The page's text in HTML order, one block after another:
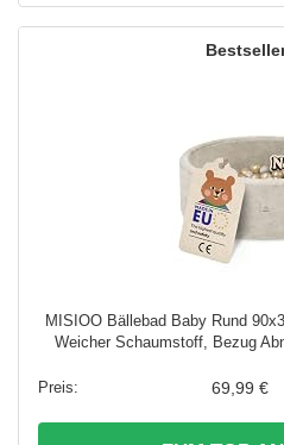
MISIOO Bällebad Baby Rund
Weicher Schaumstoff, Bezug
69,99 €